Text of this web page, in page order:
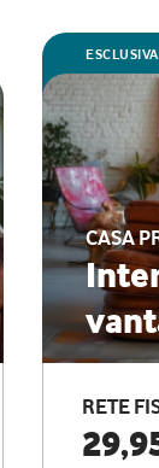
CASA
RETE